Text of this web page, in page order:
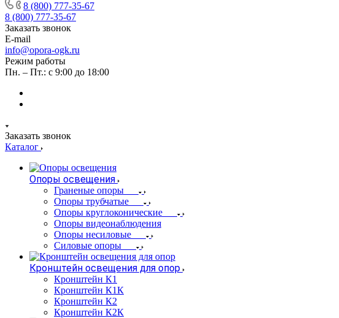
8 (800) 777-35-67
8 (800) 777-35-67
Заказать звонок
E-mail
info@opora-ogk.ru
Режим работы
Пн. – Пт.: с 9:00 до 18:00
Заказать звонок
Каталог
Опоры освещения
Граненые опоры
Опоры трубчатые
Опоры круглоконические
Опоры видеонаблюдения
Опоры несиловые
Силовые опоры
Кронштейн освещения для опор
Кронштейн К1
Кронштейн К1К
Кронштейн К2
Кронштейн К2К